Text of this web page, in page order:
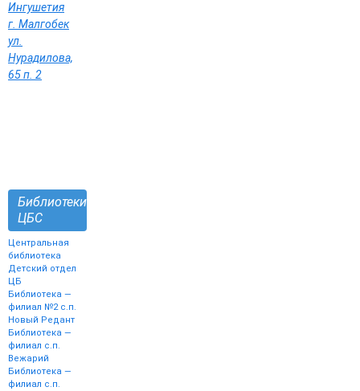
Ингушетия
г. Малгобек
ул.
Нурадилова,
65 п. 2
Библиотеки
ЦБС
Центральная
библиотека
Детский отдел
ЦБ
Библиотека —
филиал №2 с.п.
Новый Редант
Библиотека —
филиал с.п.
Вежарий
Библиотека —
филиал с.п.